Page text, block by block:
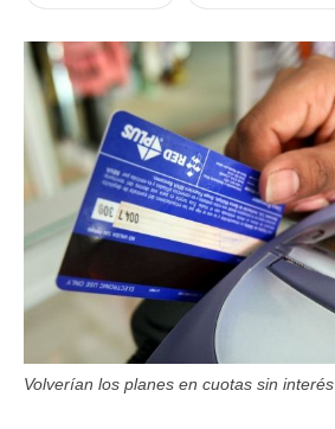
Volverían los planes en cuotas sin interés